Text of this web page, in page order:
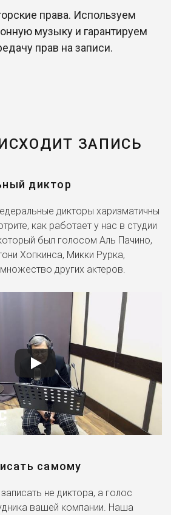
права. Используем
музыку и гарантируем
прав на записи.
ЗАПИСЬ
диктор
дикторы харизматичны
как работает у нас в студии
был голосом Аль Пачино,
Хопкинса, Микки Рурка,
других актеров.
самому
не диктора, а голос
вашей компании. Наша